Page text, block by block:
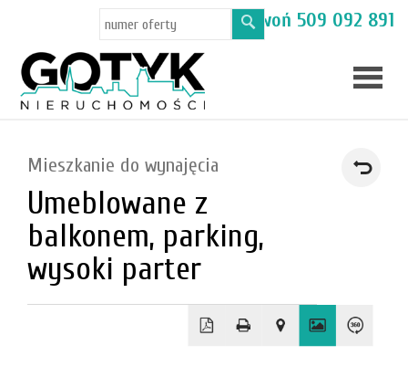
Masz pytania? Zadzwoń 509 092 891
Mieszkanie do wynajęcia
Umeblowane z
balkonem, parking,
wysoki parter